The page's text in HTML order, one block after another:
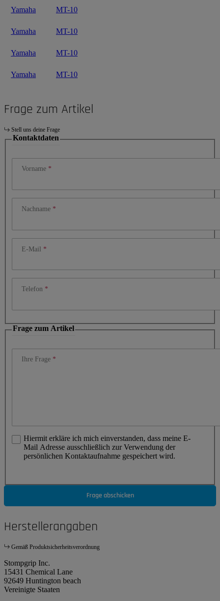
Yamaha MT-10
Yamaha MT-10
Yamaha MT-10
Yamaha MT-10
Frage zum Artikel
Stell uns deine Frage
Kontaktdaten
Vorname
Nachname
E-Mail
Telefon
Frage zum Artikel
Ihre Frage
Hiermit erkläre ich mich einverstanden, dass meine E-
Mail Adresse ausschließlich zur Verwendung der
persönlichen Kontaktaufnahme gespeichert wird.
Frage abschicken
Herstellerangaben
Gemäß Produktsicherheitsverordnung
Stompgrip Inc.
15431 Chemical Lane
92649 Huntington beach
Vereinigte Staaten